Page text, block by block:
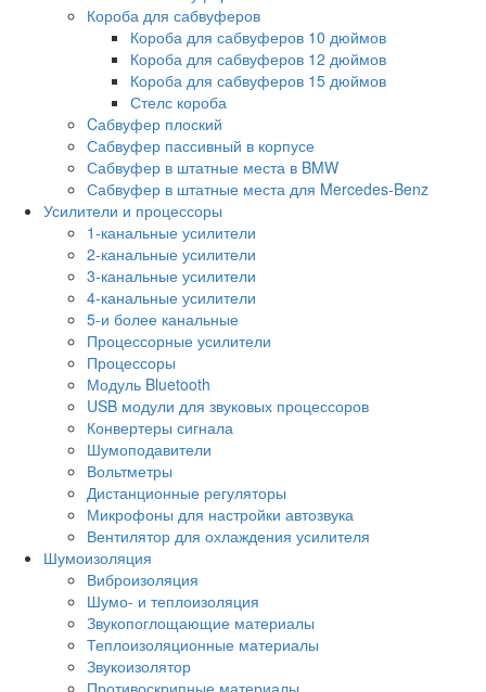
Короба для сабвуферов
Короба для сабвуферов 10 дюймов
Короба для сабвуферов 12 дюймов
Короба для сабвуферов 15 дюймов
Стелс короба
Cабвуфер плоский
Сабвуфер пассивный в корпусе
Сабвуфер в штатные места в BMW
Сабвуфер в штатные места для Mercedes-Benz
Усилители и процессоры
1-канальные усилители
2-канальные усилители
3-канальные усилители
4-канальные усилители
5-и более канальные
Процессорные усилители
Процессоры
Модуль Bluetooth
USB модули для звуковых процессоров
Конвертеры сигнала
Шумоподавители
Вольтметры
Дистанционные регуляторы
Микрофоны для настройки автозвука
Вентилятор для охлаждения усилителя
Шумоизоляция
Виброизоляция
Шумо- и теплоизоляция
Звукопоглощающие материалы
Теплоизоляционные материалы
Звукоизолятор
Противоскрипные материалы